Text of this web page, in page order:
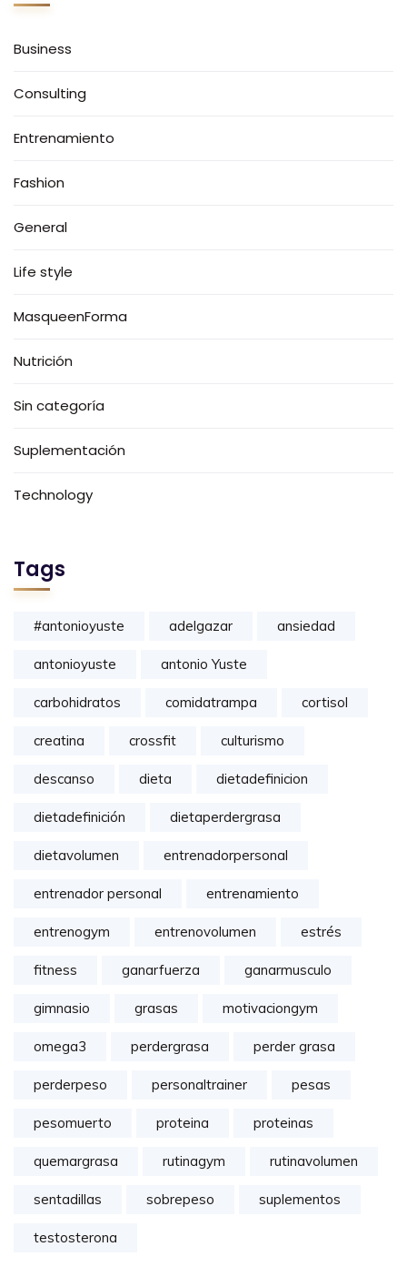
Business
Consulting
Entrenamiento
Fashion
General
Life style
MasqueenForma
Nutrición
Sin categoría
Suplementación
Technology
Tags
#antonioyuste adelgazar ansiedad
antonioyuste antonio Yuste
carbohidratos comidatrampa cortisol
creatina crossfit culturismo
descanso dieta dietadefinicion
dietadefinición dietaperdergrasa
dietavolumen entrenadorpersonal
entrenador personal entrenamiento
entrenogym entrenovolumen estrés
fitness ganarfuerza ganarmusculo
gimnasio grasas motivaciongym
omega3 perdergrasa perder grasa
perderpeso personaltrainer pesas
pesomuerto proteina proteinas
quemargrasa rutinagym rutinavolumen
sentadillas sobrepeso suplementos
testosterona